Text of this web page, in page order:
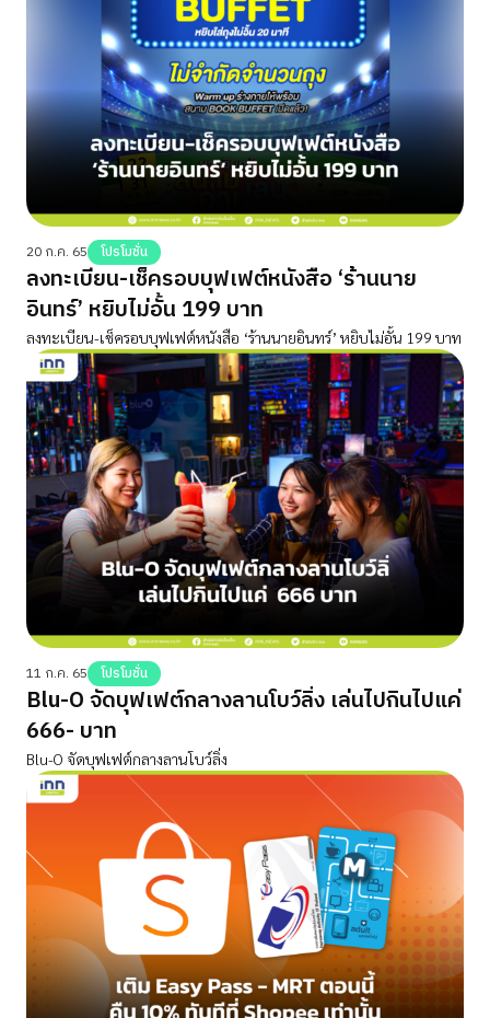
20 ก.ค. 65 โปรโมชั่น
ลงทะเบียน-เช็ครอบบุฟเฟต์หนังสือ ‘ร้านนาย
อินทร์’ หยิบไม่อั้น 199 บาท
ลงทะเบียน-เช็ครอบบุฟเฟต์หนังสือ ‘ร้านนายอินทร์’ หยิบไม่อั้น 199 บาท
11 ก.ค. 65 โปรโมชั่น
Blu-O จัดบุฟเฟต์กลางลานโบว์ลิ่ง เล่นไปกินไปแค่
666- บาท
Blu-O จัดบุฟเฟต์กลางลานโบว์ลิ่ง